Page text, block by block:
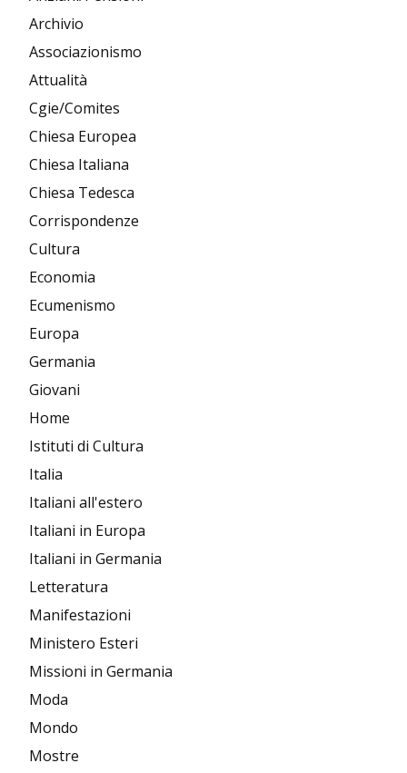
Archivio
Associazionismo
Attualità
Cgie/Comites
Chiesa Europea
Chiesa Italiana
Chiesa Tedesca
Corrispondenze
Cultura
Economia
Ecumenismo
Europa
Germania
Giovani
Home
Istituti di Cultura
Italia
Italiani all'estero
Italiani in Europa
Italiani in Germania
Letteratura
Manifestazioni
Ministero Esteri
Missioni in Germania
Moda
Mondo
Mostre